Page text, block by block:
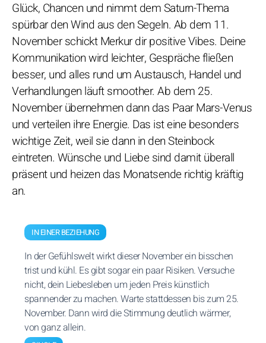
Glück, Chancen und nimmt dem Saturn-Thema
spürbar den Wind aus den Segeln. Ab dem 11.
November schickt Merkur dir positive Vibes. Deine
Kommunikation wird leichter, Gespräche fließen
besser, und alles rund um Austausch, Handel und
Verhandlungen läuft smoother. Ab dem 25.
November übernehmen dann das Paar Mars-Venus
und verteilen ihre Energie. Das ist eine besonders
wichtige Zeit, weil sie dann in den Steinbock
eintreten. Wünsche und Liebe sind damit überall
präsent und heizen das Monatsende richtig kräftig
an.
IN EINER BEZIEHUNG
In der Gefühlswelt wirkt dieser November ein bisschen
trist und kühl. Es gibt sogar ein paar Risiken. Versuche
nicht, dein Liebesleben um jeden Preis künstlich
spannender zu machen. Warte stattdessen bis zum 25.
November. Dann wird die Stimmung deutlich wärmer,
von ganz allein.